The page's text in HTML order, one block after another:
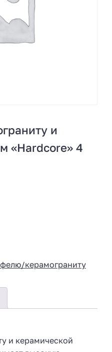
и
«Hardcore» 4
керамограниту
и керамической